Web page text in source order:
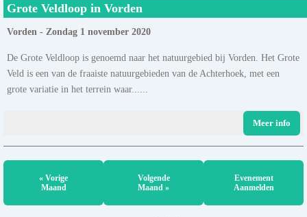
Grote Veldloop in Vorden
Vorden - Zondag 1 november 2020
De Grote Veldloop is genoemd naar het natuurgebied bij Vorden. Het Grote
Veld is een van de fraaiste natuurgebieden van de Achterhoek, met een
grote variatie in het terrein waar......
Meer info
« Vorige
Maand
Volgende
Maand »
Evenement
Aanmelden